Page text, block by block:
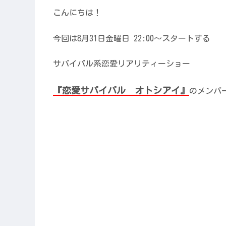
こんにちは！
今回は8月31日金曜日 22:00〜スタートする
サバイバル系恋愛リアリティーショー
『恋愛サバイバル オトシアイ』 のメンバ